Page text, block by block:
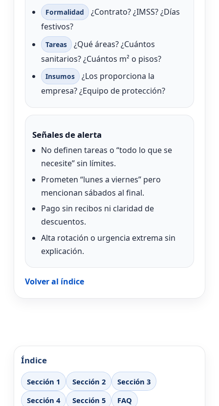
Formalidad
¿Contrato? ¿IMSS? ¿Días
festivos?
Tareas
¿Qué áreas? ¿Cuántos
sanitarios? ¿Cuántos m² o pisos?
Insumos
¿Los proporciona la
empresa? ¿Equipo de protección?
Señales de alerta
No definen tareas o “todo lo que se
necesite” sin límites.
Prometen “lunes a viernes” pero
mencionan sábados al final.
Pago sin recibos ni claridad de
descuentos.
Alta rotación o urgencia extrema sin
explicación.
Volver al índice
Índice
Sección 1 Sección 2
Sección 3
Sección 4
Sección 5 FAQ